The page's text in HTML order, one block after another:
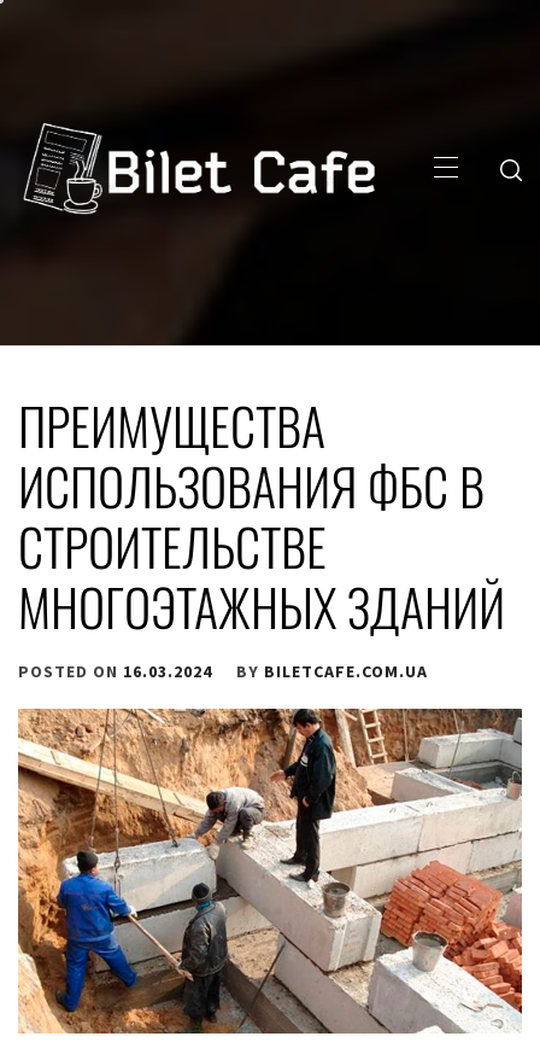
Menu
ПРЕИМУЩЕСТВА
ИСПОЛЬЗОВАНИЯ ФБС В
СТРОИТЕЛЬСТВЕ
МНОГОЭТАЖНЫХ ЗДАНИЙ
POSTED ON 16.03.2024 BY BILETCAFE.COM.UA